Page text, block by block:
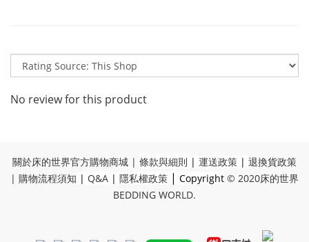
No review for this product
關於床的世界官方購物商城 | 條款與細則 | 運送政策 | 退換貨政策
| 購物流程須知 | Q&A | 隱私權政策 | Copyright © 2020床的世界
BEDDING WORLD.